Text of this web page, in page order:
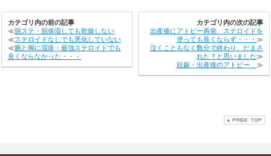
カテゴリ内の前の記事
≪脱ステ・脱保湿しても乾燥しない
≪ステロイドなしでも悪化していない
≪腕と脚に湿疹・最強ステロイドでも
良くならなかった・・・
カテゴリ内の次の記事
出産後にアトピー再発、ステロイドを
塗っても良くならず・・・ ≫
泣くこともなく数分で終わり、だまさ
れた？と思いました≫
妊娠・出産後のアトピー ≫